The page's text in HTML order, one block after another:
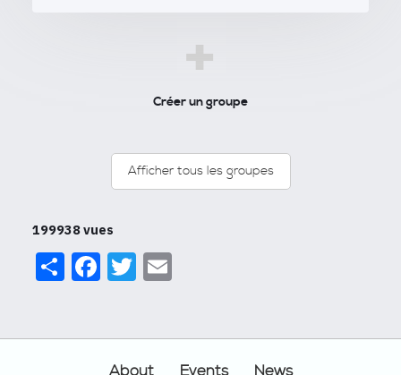
+
Créer un groupe
Afficher tous les groupes
199938 vues
ShareFacebook
Twitter